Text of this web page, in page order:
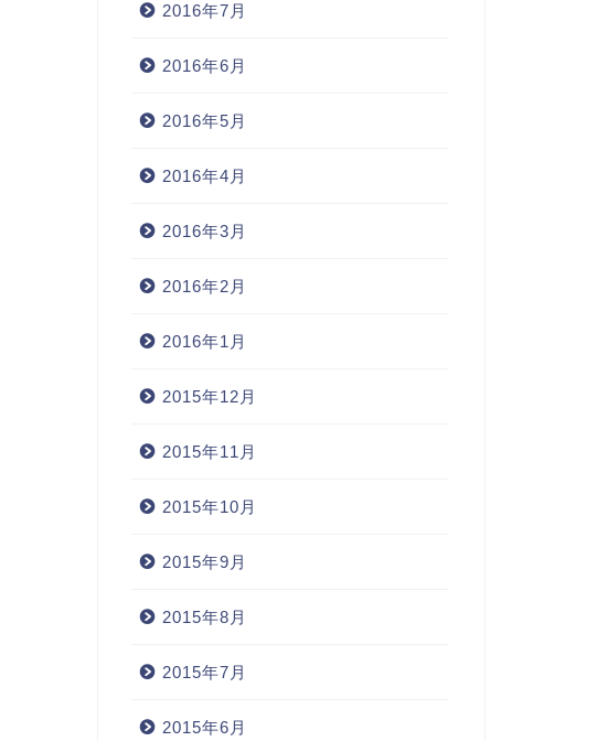
2016年7月
2016年6月
2016年5月
2016年4月
2016年3月
2016年2月
2016年1月
2015年12月
2015年11月
2015年10月
2015年9月
2015年8月
2015年7月
2015年6月